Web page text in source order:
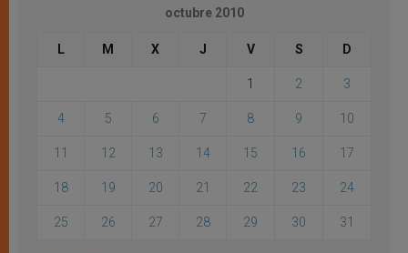
octubre 2010
L M X J V S D
1 2 3
4 5 6 7 8 9 10
11 12 13 14 15 16 17
18 19 20 21 22 23 24
25 26 27 28 29 30 31